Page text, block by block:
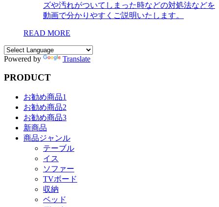
ズや汚れがついてしまった時などの対処法などを
動画で分かりやすくご説明いたします。
READ MORE
Powered by Translate
PRODUCT
お勧め商品1
お勧め商品2
お勧め商品3
新商品
商品ジャンル
テーブル
イス
ソファー
TVボード
収納
ベッド